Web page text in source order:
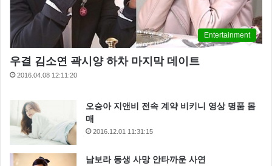
Entertainment
우결 김소연 곽시양 하차 마지막 데이트
2016.04.08 12:11:20
오승아 지앤비 전속 계약 비키니 영상 명품 몸
매
2016.12.01 11:31:15
남보라 동생 사망 안타까운 사연